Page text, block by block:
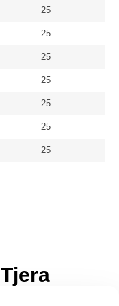
25
25
25
25
25
25
25